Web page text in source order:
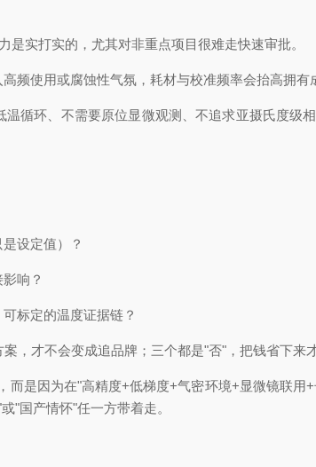
实打实的，尤其对非重点项目很难走快速审批。
使用或腐蚀性气氛，耗材与校准频率会抬高拥有
环、不需要原位显微观测、不追求亚摄氏度级
设定值）？
响？
标定的温度证据链？
才不会变成追品牌；三个都是"否"，把钱省下来才
因为在"高精度+低梯度+气密环境+显微镜联用
"国产情怀"任一方带着走。